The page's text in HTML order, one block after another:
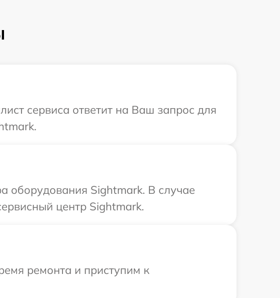
сервиса ответит на Ваш запрос для
оборудования Sightmark. В случае
центр Sightmark.
ремонта и приступим к